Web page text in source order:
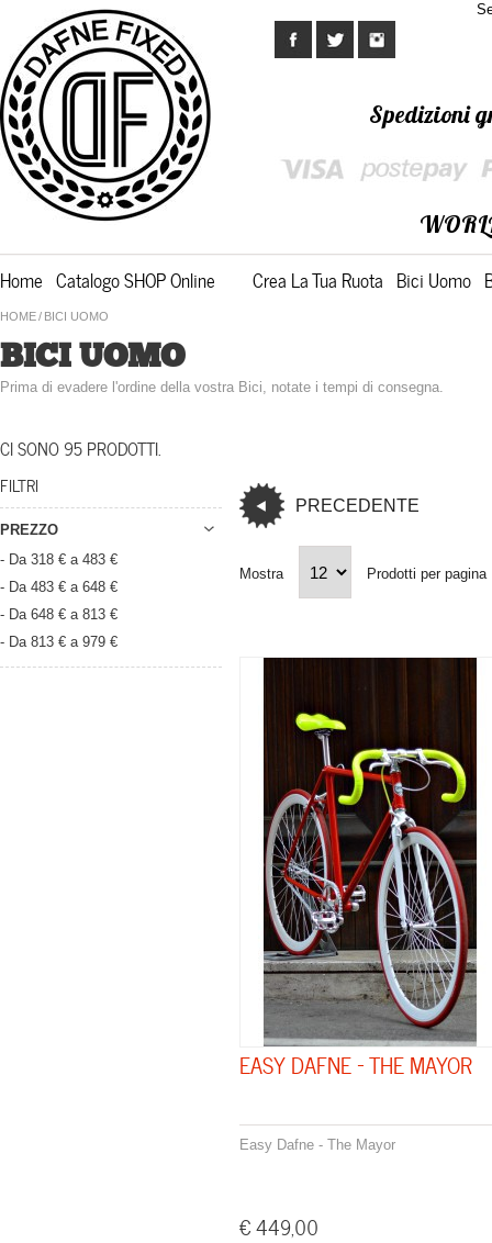
Home Catalogo SHOP Online Crea La Tua Ruota Bici Uomo
Spedizioni
HOME/ BICI UOMO
BICI UOMO
Prima di evadere l'ordine della vostra Bici, notate i tempi di consegna.
CI SONO 95 PRODOTTI.
FILTRI
PREZZO
- Da 318 € a 483 €
- Da 483 € a 648 €
- Da 648 € a 813 €
- Da 813 € a 979 €
PRECEDENTE
Mostra Prodotti per pagina
EASY DAFNE - THE MAYOR
Easy Dafne - The Mayor
€ 449,00